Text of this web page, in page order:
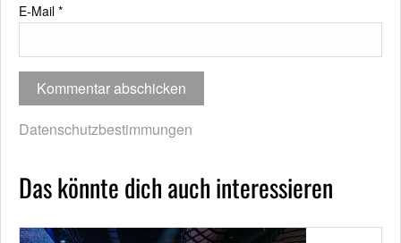
E-Mail *
Datenschutzbestimmungen
Das könnte dich auch interessieren